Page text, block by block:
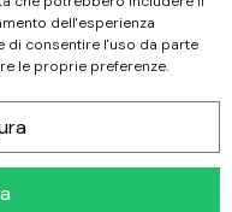
Mazzini SNC - Piazza Giuseppe
RM-837075
dell'esperienza
di consentire l'uso da parte
le proprie preferenze.